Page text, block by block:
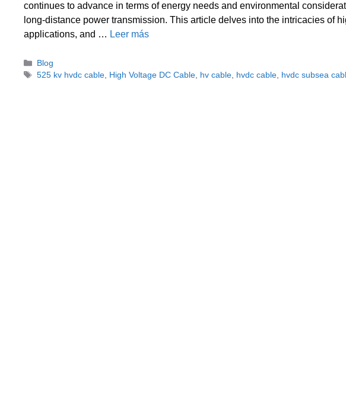
continues to advance in terms of energy needs and environmental
long-distance power transmission. This article delves into the intricacies of
applications, and … Leer más
Categorías
Blog
Etiquetas
525 kv hvdc cable, High Voltage DC Cable, hv cable, hvdc cable, hvdc subsea